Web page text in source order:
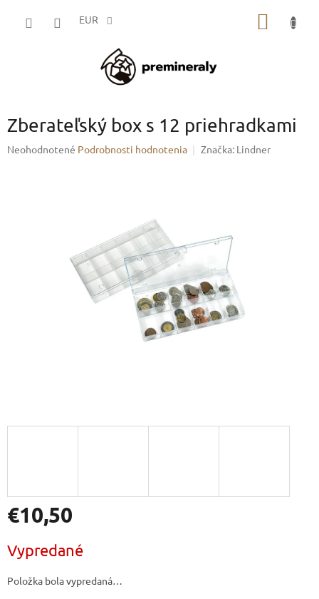
EUR
Zberateľský box s 12 priehradkami
Priemerné
Neohodnotené Podrobnosti hodnotenia Značka: Lindner
€10,50
cena:
Vypredané
Položka bola vypredaná…